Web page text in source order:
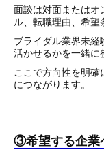
面談は対面またはオ
ル、転職理由、希望
ブライダル業界未経
活かせるかを一緒に
ここで方向性を明
につながります。
③希望する企